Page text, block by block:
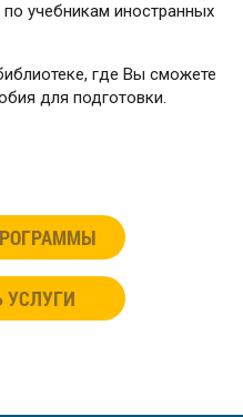
учебникам иностранных
где Вы сможете
для подготовки.
УСЛУГИ